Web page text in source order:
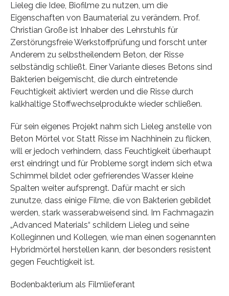
Lieleg die Idee, Biofilme zu nutzen, um die
Eigenschaften von Baumaterial zu verändern. Prof.
Christian Große ist Inhaber des Lehrstuhls für
Zerstörungsfreie Werkstoffprüfung und forscht unter
Anderem zu selbstheilendem Beton, der Risse
selbständig schließt. Einer Variante dieses Betons sind
Bakterien beigemischt, die durch eintretende
Feuchtigkeit aktiviert werden und die Risse durch
kalkhaltige Stoffwechselprodukte wieder schließen.
Für sein eigenes Projekt nahm sich Lieleg anstelle von
Beton Mörtel vor. Statt Risse im Nachhinein zu flicken,
will er jedoch verhindern, dass Feuchtigkeit überhaupt
erst eindringt und für Probleme sorgt indem sich etwa
Schimmel bildet oder gefrierendes Wasser kleine
Spalten weiter aufsprengt. Dafür macht er sich
zunutze, dass einige Filme, die von Bakterien gebildet
werden, stark wasserabweisend sind. Im Fachmagazin
„Advanced Materials“ schildern Lieleg und seine
Kolleginnen und Kollegen, wie man einen sogenannten
Hybridmörtel herstellen kann, der besonders resistent
gegen Feuchtigkeit ist.
Bodenbakterium als Filmlieferant